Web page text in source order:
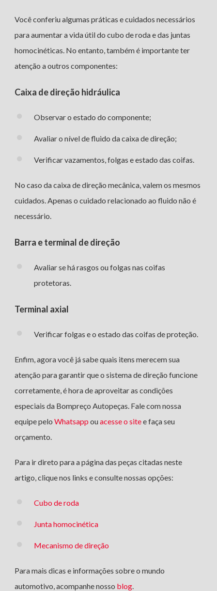
Você conferiu algumas práticas e cuidados necessários
para aumentar a vida útil do cubo de roda e das juntas
homocinéticas. No entanto, também é importante ter
atenção a outros componentes:
Caixa de direção hidráulica
Observar o estado do componente;
Avaliar o nível de fluido da caixa de direção;
Verificar vazamentos, folgas e estado das coifas.
No caso da caixa de direção mecânica, valem os mesmos
cuidados. Apenas o cuidado relacionado ao fluido não é
necessário.
Barra e terminal de direção
Avaliar se há rasgos ou folgas nas coifas
protetoras.
Terminal axial
Verificar folgas e o estado das coifas de proteção.
Enfim, agora você já sabe quais itens merecem sua
atenção para garantir que o sistema de direção funcione
corretamente, é hora de aproveitar as condições
especiais da Bompreço Autopeças. Fale com nossa
equipe pelo Whatsapp ouacesse o sitee faça seu
orçamento.
Para ir direto para a página das peças citadas neste
artigo, clique nos links e consulte nossas opções:
Cubo de roda
Junta homocinética
Mecanismo de direção
Para mais dicas e informações sobre o mundo
automotivo, acompanhe nosso blog.